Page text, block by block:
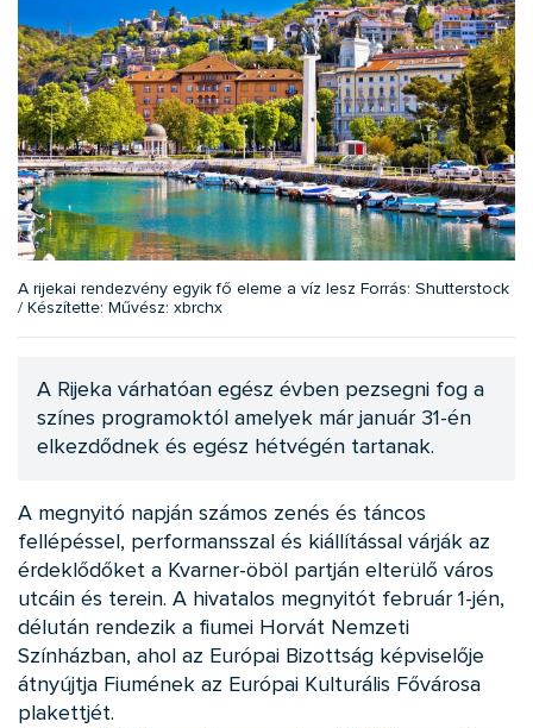
A rijekai rendezvény egyik fő eleme a víz lesz Forrás: Shutterstock
/ Készítette: Művész: xbrchx
A Rijeka várhatóan egész évben pezsegni fog a
színes programoktól amelyek már január 31-én
elkezdődnek és egész hétvégén tartanak.
A megnyitó napján számos zenés és táncos
fellépéssel, performansszal és kiállítással várják az
érdeklődőket a Kvarner-öböl partján elterülő város
utcáin és terein. A hivatalos megnyitót február 1-jén,
délután rendezik a fiumei Horvát Nemzeti
Színházban, ahol az Európai Bizottság képviselője
átnyújtja Fiumének az Európai Kulturális Fővárosa
plakettjét.